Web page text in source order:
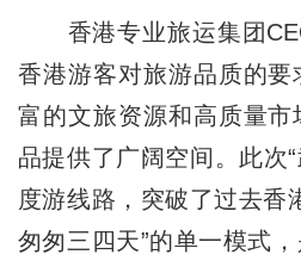
香港专业旅运集团
香港游客对旅游品质的
富的文旅资源和高质量
品提供了广阔空间。此次
度游线路，突破了过去香
匆匆三四天”的单一模式